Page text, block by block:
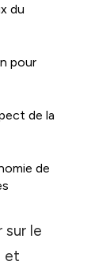
du
pour
de la
de
le
et